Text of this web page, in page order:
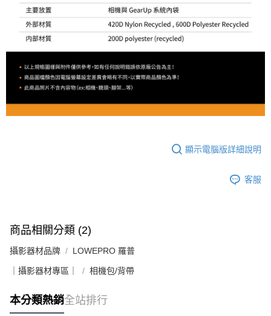
顯示電腦版詳細說明
客服
商品相關分類 (2)
攝影器材品牌 LOWEPRO 羅普
｜攝影器材專區｜ 相機包/背帶
本分類熱銷全站排行